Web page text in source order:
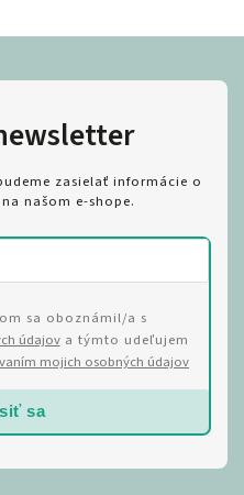
zasielať informácie o
našom e-shope.
sa oboznámil/a s
údajova týmto udeľujem
mojich osobných údajov
sa